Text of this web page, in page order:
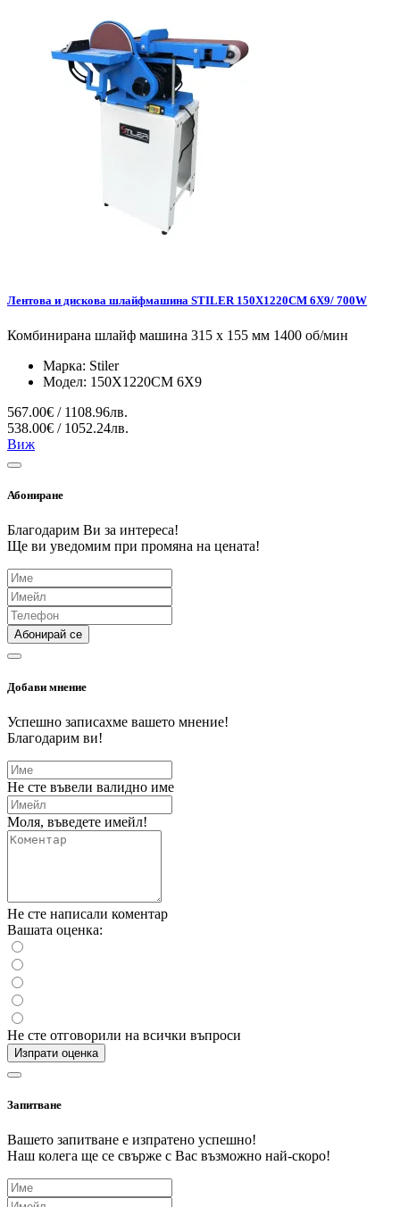
Лентова и дискова шлайфмашина STILER 150X1220CM 6X9/ 700W
Комбинирана шлайф машина 315 x 155 мм 1400 об/мин
Марка: Stiler
Модел: 150X1220CM 6X9
567.00€ / 1108.96лв.
538.00€ / 1052.24лв.
Виж
Абониране
Благодарим Ви за интереса!
Ще ви уведомим при промяна на цената!
Абонирай се
Добави мнение
Успешно записахме вашето мнение!
Благодарим ви!
Не сте въвели валидно име
Моля, въведете имейл!
Не сте написали коментар
Вашата оценка:
Не сте отговорили на всички въпроси
Изпрати оценка
Запитване
Вашето запитване е изпратено успешно!
Наш колега ще се свърже с Вас възможно най-скоро!